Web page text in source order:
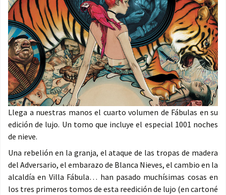
Llega a nuestras manos el cuarto volumen de Fábulas en su
edición de lujo. Un tomo que incluye el especial 1001 noches
de nieve.
Una rebelión en la granja, el ataque de las tropas de madera
del Adversario, el embarazo de Blanca Nieves, el cambio en la
alcaldía en Villa Fábula… han pasado muchísimas cosas en
los tres primeros tomos de esta reedición de lujo (en cartoné